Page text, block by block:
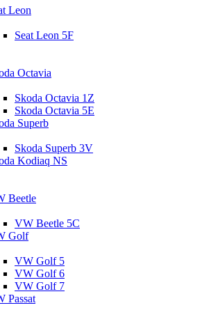
Leon
Seat Leon 5F
Octavia
Skoda Octavia 1Z
Skoda Octavia 5E
Superb
Skoda Superb 3V
Kodiaq NS
Beetle
VW Beetle 5C
Golf
VW Golf 5
VW Golf 6
VW Golf 7
Passat